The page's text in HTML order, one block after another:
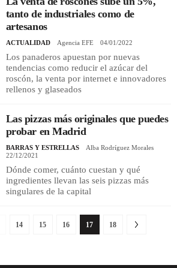
tanto de industriales como de
artesanos
ACTUALIDAD Agencia EFE 04/01/2022
Los panaderos apuestan por nuevas
tendencias como reducir el azúcar del
roscón, la venta por internet e innovadores
rellenos y glaseados
Las pizzas más originales que puedes
probar en Madrid
BARRAS Y ESTRELLAS
Alba Rodríguez Morales
22/12/2021
Dónde comer, cuánto cuestan y qué
ingredientes llevan las seis pizzas más
singulares de la capital
14 15 16 17 18